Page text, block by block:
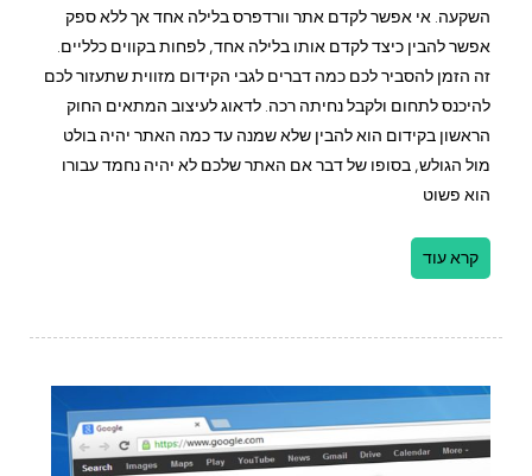
השקעה. אי אפשר לקדם אתר וורדפרס בלילה אחד אך ללא ספק
אפשר להבין כיצד לקדם אותו בלילה אחד, לפחות בקווים כלליים.
זה הזמן להסביר לכם כמה דברים לגבי הקידום מזווית שתעזור לכם
להיכנס לתחום ולקבל נחיתה רכה. לדאוג לעיצוב המתאים החוק
הראשון בקידום הוא להבין שלא שמנה עד כמה האתר יהיה בולט
מול הגולש, בסופו של דבר אם האתר שלכם לא יהיה נחמד עבורו
הוא פשוט
קרא עוד